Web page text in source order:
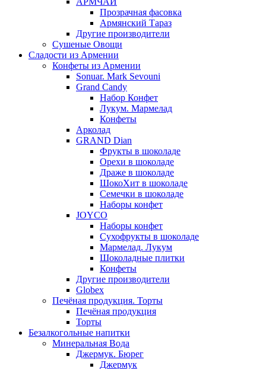
Прозрачная фасовка
Армянский Тараз
Другие производители
Сушеные Овощи
Сладости из Армении
Конфеты из Армении
Sonuar. Mark Sevouni
Grand Candy
Набор Конфет
Лукум. Мармелад
Конфеты
Арколад
GRAND Dian
Фрукты в шоколаде
Орехи в шоколаде
Драже в шоколаде
ШокоХит в шоколаде
Семечки в шоколаде
Наборы конфет
JOYCO
Наборы конфет
Сухофрукты в шоколаде
Мармелад. Лукум
Шоколадные плитки
Конфеты
Другие производители
Globex
Печёная продукция. Торты
Печёная продукция
Торты
Безалкогольные напитки
Минеральная Вода
Джермук. Бюрег
Джермук